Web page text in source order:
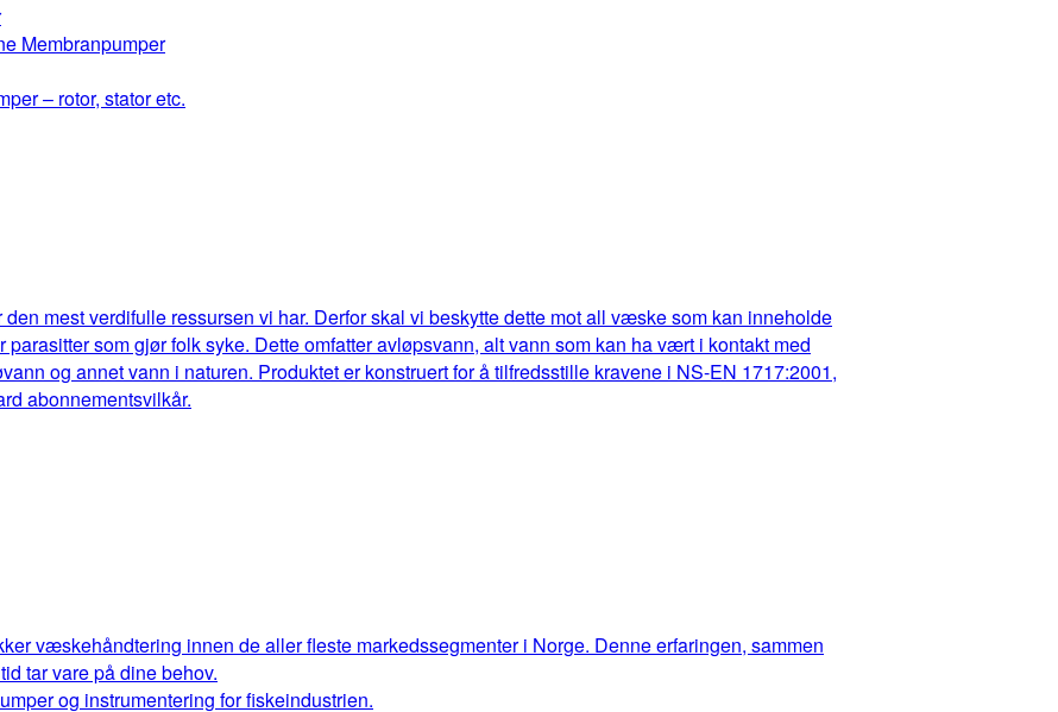
Membranpumper
– rotor, stator etc.
den mest verdifulle ressursen vi har. Derfor skal vi beskytte dette mot all væske som kan inneholde
parasitter som gjør folk syke. Dette omfatter avløpsvann, alt vann som kan ha vært i kontakt med
og annet vann i naturen. Produktet er konstruert for å tilfredsstille kravene i NS-EN 1717:2001,
abonnementsvilkår.
væskehåndtering innen de aller fleste markedssegmenter i Norge. Denne erfaringen, sammen
tar vare på dine behov.
og instrumentering for fiskeindustrien.